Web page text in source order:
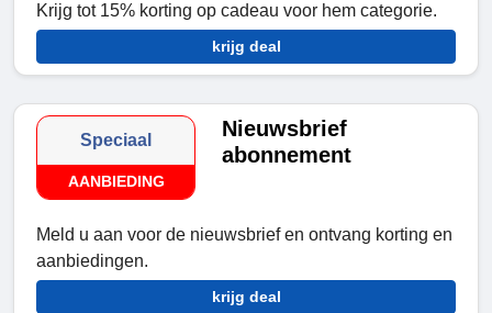
Krijg tot 15% korting op cadeau voor hem categorie.
krijg deal
Speciaal
AANBIEDING
Nieuwsbrief
abonnement
Meld u aan voor de nieuwsbrief en ontvang korting en
aanbiedingen.
krijg deal